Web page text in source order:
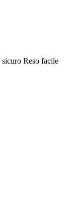
sicuro Reso facile